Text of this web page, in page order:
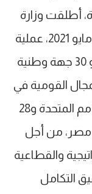
أطلقت وزارة
التعاون الدولي، نيابة عن الحكومة، في مايو 2021، عملية
مشاورات وطنية موسعة شملت نحو 30 جهة وطنية
القومية في
مختلف القطاعات، إلى جانب مكتب الأمم المتحدة و28
مصر، من أجل
والقطاعية
التكامل